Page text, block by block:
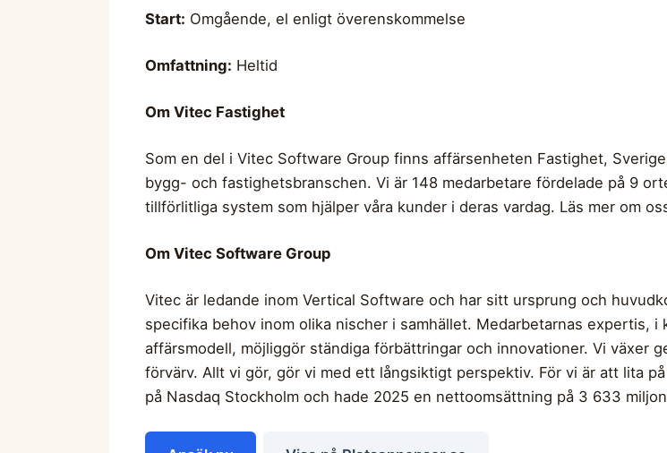
Start: Omgående, el enligt överenskommelse
Omfattning: Heltid
Om Vitec Fastighet
Som en del i Vitec Software Group finns affärsenheten Fastighet,
bygg- och fastighetsbranschen. Vi är 148 medarbetare fördelade på 9
tillförlitliga system som hjälper våra kunder i deras vardag. Läs mer om
Om Vitec Software Group
Vitec är ledande inom Vertical Software och har sitt ursprung och
specifika behov inom olika nischer i samhället. Medarbetarnas expertis,
affärsmodell, möjliggör ständiga förbättringar och innovationer. Vi växer
förvärv. Allt vi gör, gör vi med ett långsiktigt perspektiv. För vi är att lita
på Nasdaq Stockholm och hade 2025 en nettoomsättning på 3 633